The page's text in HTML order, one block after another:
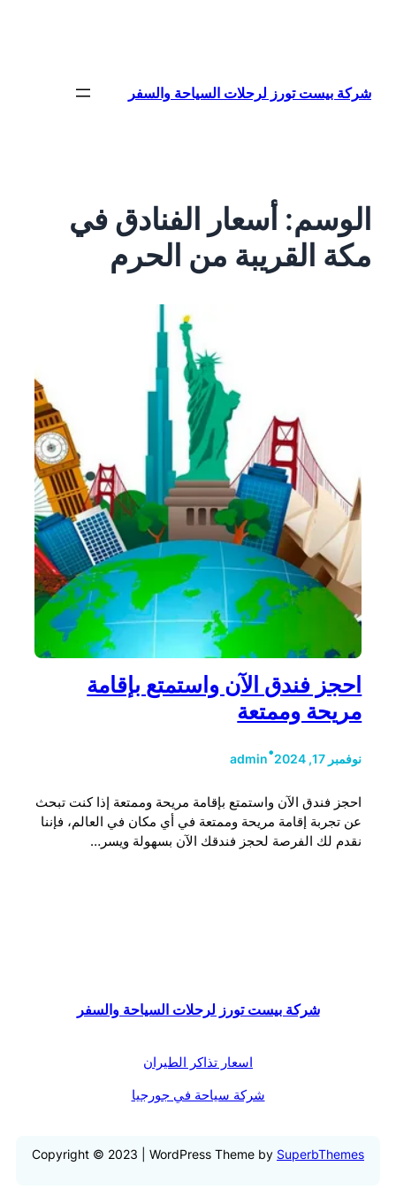
شركة بيست تورز لرحلات السياحة والسفر
الوسم: أسعار الفنادق في
مكة القريبة من الحرم
احجز فندق الآن واستمتع بإقامة
مريحة وممتعة
نوفمبر 17, 2024 •
admin
احجز فندق الآن واستمتع بإقامة مريحة وممتعة إذا كنت تبحث
عن تجربة إقامة مريحة وممتعة في أي مكان في العالم، فإننا
نقدم لك الفرصة لحجز فندقك الآن بسهولة ويسر…
شركة بيست تورز لرحلات السياحة والسفر
اسعار تذاكر الطيران
شركة سياحة في جورجيا
Copyright © 2023 | WordPress Theme by SuperbThemes